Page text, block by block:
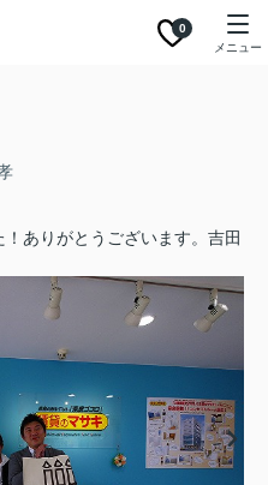
0
メニュー
ありがとうございます。吉田